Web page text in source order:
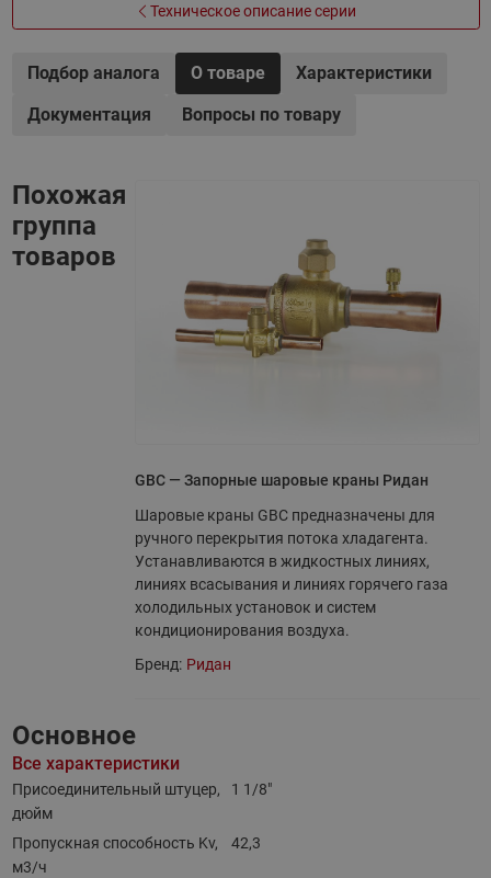
Техническое описание серии
Подбор аналога О товаре
Характеристики
Документация
Вопросы по товару
Похожая
группа
товаров
GBC — Запорные шаровые краны Ридан
Шаровые краны GBC предназначены для
ручного перекрытия потока хладагента.
Устанавливаются в жидкостных линиях,
линиях всасывания и линиях горячего газа
холодильных установок и систем
кондиционирования воздуха.
Бренд: Ридан
Основное
Все характеристики
Присоединительный штуцер,
дюйм
1 1/8"
Пропускная способность Kv,
м3/ч
42,3